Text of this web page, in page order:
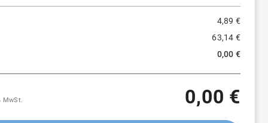
4,89 €
63,14 €
0,00 €
MwSt. 0,00 €